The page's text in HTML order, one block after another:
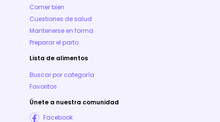
Comer bien
Cuestiones de salud
Mantenerse en forma
Preparar el parto
Lista de alimentos
Buscar por categoría
Favoritos
Únete a nuestra comunidad
Facebook